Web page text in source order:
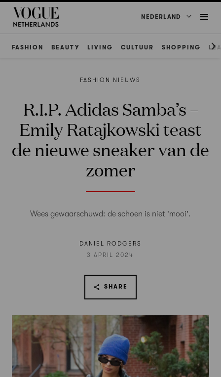
NEDERLAND
FASHION BEAUTY LIVING CULTUUR SHOPPING
FASHION NIEUWS
R.I.P. Adidas Samba’s –
Emily Ratajkowski teast
de nieuwe sneaker van de
zomer
Wees gewaarschuwd: de schoen is niet 'mooi'.
DANIEL RODGERS
3 APRIL 2024
SHARE